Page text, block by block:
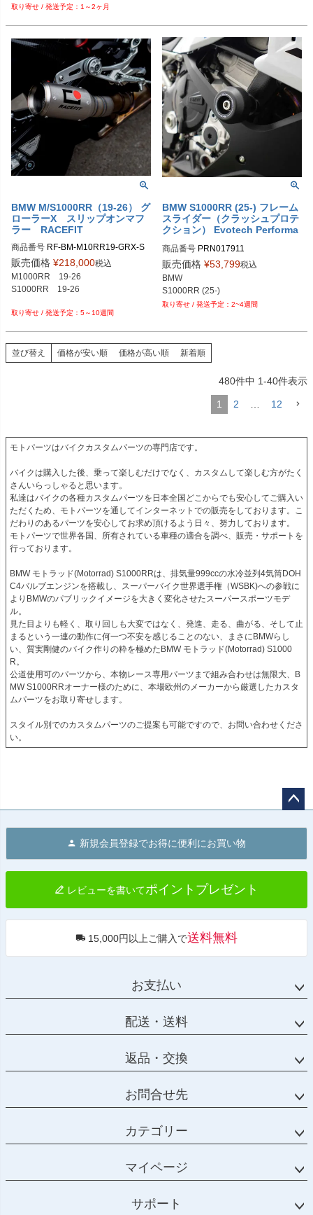
1～2ヶ月
BMW M/S1000RR（19-26） グ
ローラーX スリップオンマフ
ラー RACEFIT
商品番号 RF-BM-M10RR19-GRX-S
販売価格 ¥218,000税込
M1000RR　19-26
S1000RR　19-26
5～10週間
BMW S1000RR (25-) フレーム
スライダー（クラッシュプロテ
クション） Evotech Performa
商品番号 PRN017911
PRN017911-01
販売価格 ¥53,799税込
BMW
S1000RR (25-)
2~4週間
並び替え 価格が安い順 価格が高い順 新着順
480件中 1-40件表示
1 2 12
モトパーツはバイクカスタムパーツの専門店です。
バイクは購入した後、乗って楽しむだけでなく、カスタムして楽しむ方がたく
さんいらっしゃると思います。
私達はバイクの各種カスタムパーツを日本全国どこからでも安心してご購入い
ただくため、モトパーツを通してインターネットでの販売をしております。こ
だわりのあるパーツを安心してお求め頂けるよう日々、努力しております。
モトパーツで世界各国、所有されている車種の適合を調べ、販売・サポートを
行っております。
BMW モトラッド(Motorrad) S1000RRは、排気量999ccの水冷並列4気筒DOH
C4バルブエンジンを搭載し、スーパーバイク世界選手権（WSBK)への参戦に
よりBMWのパブリックイメージを大きく変化させたスーパースポーツモデ
ル。
見た目よりも軽く、取り回しも大変ではなく、発進、走る、曲がる、そして止
まるという一連の動作に何一つ不安を感じることのない、まさにBMWらし
い、質実剛健のバイク作りの粋を極めたBMW モトラッド(Motorrad) S1000
R。
公道使用可のパーツから、本物レース専用パーツまで組み合わせは無限大、B
MW S1000RRオーナー様のために、本場欧州のメーカーから厳選したカスタ
ムパーツをお取り寄せします。
スタイル別でのカスタムパーツのご提案も可能ですので、お問い合わせくださ
い。
へ
新規会員登録でお得に便利にお買い物
レビューを書いてポイントプレゼント
15,000円以上ご購入で送料無料
お支払い
配送・送料
返品・交換
お問合せ先
カテゴリー
マイページ
サポート